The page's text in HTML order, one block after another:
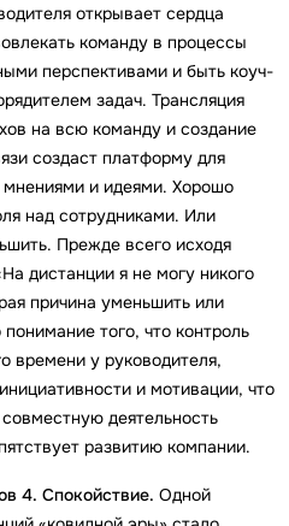
открывает сердца
команду в процессы
перспективами и быть коуч-
задач. Трансляция
на всю команду и создание
создаст платформу для
мнениями и идеями. Хорошо
над сотрудниками. Или
Прежде всего исходя
дистанции я не могу никого
причина уменьшить или
того, что контроль
времени у руководителя,
и мотивации, что
деятельность
развитию компании.
4. Спокойствие. Одной